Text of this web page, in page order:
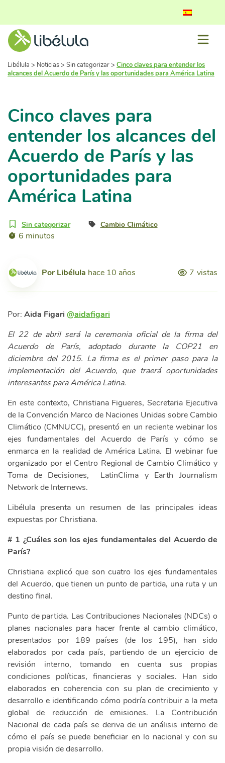
Libélula > Noticias> Sin categorizar> Cinco claves para entender los
alcances del Acuerdo de París y las oportunidades para América Latina
Cinco claves para
entender los alcances del
Acuerdo de París y las
oportunidades para
América Latina
Sin categorizar Cambio Climático
6 minutos
PorLibélula hace 10 años 7 vistas
Por: Aida Figari @aidafigari
El 22 de abril será la ceremonia oficial de la firma del
Acuerdo de París, adoptado durante la COP21 en
diciembre del 2015. La firma es el primer paso para la
implementación del Acuerdo, que traerá oportunidades
interesantes para América Latina.
En este contexto, Christiana Figueres, Secretaria Ejecutiva
de la Convención Marco de Naciones Unidas sobre Cambio
Climático (CMNUCC), presentó en un reciente webinar los
ejes fundamentales del Acuerdo de París y cómo se
enmarca en la realidad de América Latina. El webinar fue
organizado por el Centro Regional de Cambio Climático y
Toma de Decisiones, LatinClima y Earth Journalism
Network de Internews.
Libélula presenta un resumen de las principales ideas
expuestas por Christiana.
# 1 ¿Cuáles son los ejes fundamentales del Acuerdo de
París?
Christiana explicó que son cuatro los ejes fundamentales
del Acuerdo, que tienen un punto de partida, una ruta y un
destino final.
Punto de partida. Las Contribuciones Nacionales (NDCs) o
planes nacionales para hacer frente al cambio climático,
presentados por 189 países (de los 195), han sido
elaborados por cada país, partiendo de un ejercicio de
revisión interno, tomando en cuenta sus propias
condiciones políticas, financieras y sociales. Han sido
elaborados en coherencia con su plan de crecimiento y
desarrollo e identificando cómo podría contribuir a la meta
global de reducción de emisiones. La Contribución
Nacional de cada país se deriva de un análisis interno de
cómo el país se puede beneficiar en lo nacional y con su
propia visión de desarrollo.